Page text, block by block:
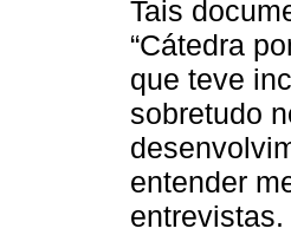
Tais
“Cátedra
que teve
sobretudo
entender
entrevistas.